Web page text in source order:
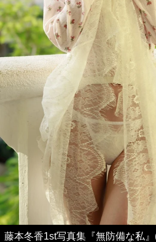
藤本冬香1st写真集『無防備な私